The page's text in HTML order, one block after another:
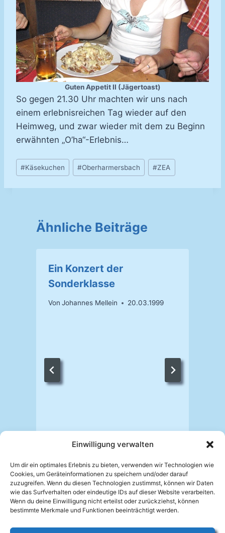
Einwilligung verwalten
Um dir ein optimales Erlebnis zu bieten, verwenden wir Technologien wie
Cookies, um Geräteinformationen zu speichern und/oder darauf
zuzugreifen. Wenn du diesen Technologien zustimmst, können wir Daten
wie das Surfverhalten oder eindeutige IDs auf dieser Website verarbeiten.
Wenn du deine Einwilligung nicht erteilst oder zurückziehst, können
bestimmte Merkmale und Funktionen beeinträchtigt werden.
Guten Appetit II (Jägertoast)
So gegen 21.30 Uhr machten wir uns nach
einem erlebnisreichen Tag wieder auf den
Heimweg, und zwar wieder mit dem zu Beginn
erwähnten „O’ha“-Erlebnis…
Schlagworte:
#Käsekuchen #Oberharmersbach #ZEA
Ähnliche Beiträge
Ein Konzert der
Sonderklasse
Von Johannes Mellein 20.03.1999